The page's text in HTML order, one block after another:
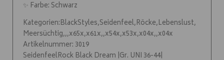
✨ Farbe: Schwarz
Kategorien:BlackStyles,Seidenfeel,Röcke,Lebenslust,
Meersüchtig,,,x65x,x61x,,x54x,x53x,x04x,,x04x
Artikelnummer: 3019
SeidenfeelRock Black Dream |Gr. UNI 36-44|